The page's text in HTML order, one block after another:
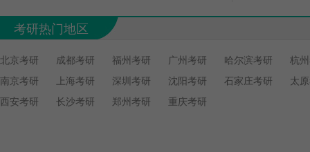
考研热门地区
北京考研 成都考研 福州考研 广州考研 哈尔滨考研
杭
南京考研
上海考研 深圳考研 沈阳考研 石家庄考研
太
西安考研
长沙考研 郑州考研 重庆考研